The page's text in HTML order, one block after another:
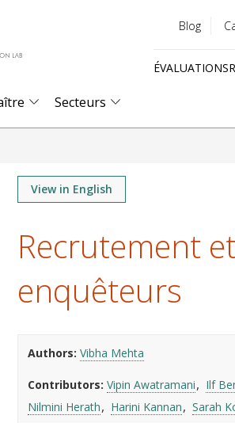
Blog
ÉVALUATIONS
Secteurs
View in English
Recrutement
enquêteurs
Authors Vibha Mehta
Contributors Vipin Awatramani Ilf
Nilmini Herath
Harini Kannan Sarah